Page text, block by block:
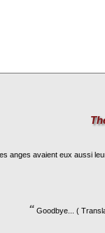
anges avaient eux aussi
“ Goodbye... (